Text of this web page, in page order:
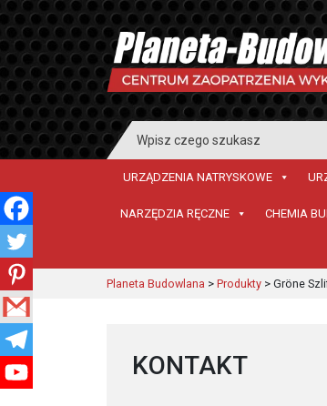
Search
for:
URZĄDZENIA NATRYSKOWE
NARZĘDZIA RĘCZNE CHEMIA
Planeta Budowlana > Produkty > Gröne
KONTAKT